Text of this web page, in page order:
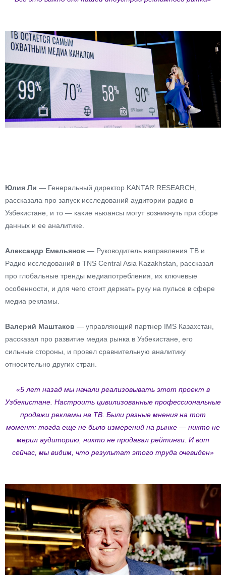
Юлия Ли — Генеральный директор KANTAR RESEARCH,
рассказала про запуск исследований аудитории радио в
Узбекистане, и то — какие ньюансы могут возникнуть при сборе
данных и ее аналитике.
Александр Емельянов — Руководитель направления ТВ и
Радио исследований в TNS Central Asia Kazakhstan, рассказал
про глобальные тренды медиапотребления, их ключевые
особенности, и для чего стоит держать руку на пульсе в сфере
медиа рекламы.
Валерий Маштаков — управляющий партнер IMS Казахстан,
рассказал про развитие медиа рынка в Узбекистане, его
сильные стороны, и провел сравнительную аналитику
относительно других стран.
«5 лет назад мы начали реализовывать этот проект в
Узбекистане. Настроить цивилизованные профессиональные
продажи рекламы на ТВ. Были разные мнения на тот
момент: тогда еще не было измерений на рынке — никто не
мерил аудиторию, никто не продавал рейтинги. И вот
сейчас, мы видим, что результат этого труда очевиден»